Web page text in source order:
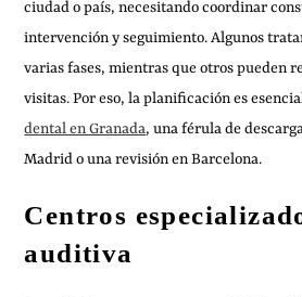
ciudad o país, necesitando coordinar
intervención y seguimiento. Algunos
varias fases, mientras que otros pueden
visitas. Por eso, la planificación es
dental en Granada, una férula de
Madrid o una revisión en Barcelona.
Centros
auditiva